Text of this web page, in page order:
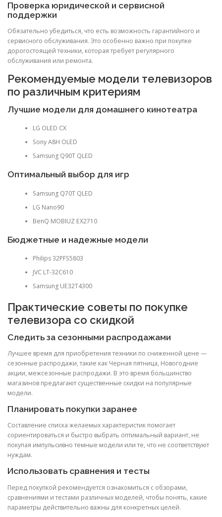
Проверка юридической и сервисной
поддержки
Обязательно убедиться, что есть возможность гарантийного и
сервисного обслуживания. Это особенно важно при покупке
дорогостоящей техники, которая требует регулярного
обслуживания или ремонта.
Рекомендуемые модели телевизоров
по различным критериям
Лучшие модели для домашнего кинотеатра
LG OLED CX
Sony A8H OLED
Samsung Q90T QLED
Оптимальный выбор для игр
Samsung Q70T QLED
LG Nano90
BenQ MOBIUZ EX2710
Бюджетные и надежные модели
Philips 32PFS5803
JVC LT-32C610
Samsung UE32T4300
Практические советы по покупке
телевизора со скидкой
Следить за сезонными распродажами
Лучшее время для приобретения техники по сниженной цене —
сезонные распродажи, такие как Черная пятница, Новогодние
акции, межсезонные распродажи. В это время большинство
магазинов предлагают существенные скидки на популярные
модели.
Планировать покупки заранее
Составление списка желаемых характеристик помогает
сориентироваться и быстро выбрать оптимальный вариант, не
покупая импульсивно темные модели или те, что не соответствуют
нуждам.
Использовать сравнения и тесты
Перед покупкой рекомендуется ознакомиться с обзорами,
сравнениями и тестами различных моделей, чтобы понять, какие
параметры действительно важны для конкретных целей.